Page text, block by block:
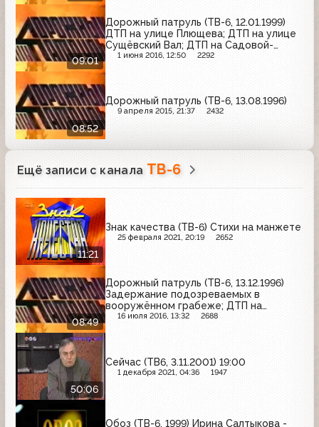
09:01
Дорожный патруль (ТВ-6, 12.01.1999)
ДТП на улице Плющева; ДТП на улице
Сущёвский Вал; ДТП на Садовой-
Кудринской улице
1 июня 2016, 12:50 2292
08:52
Дорожный патруль (ТВ-6, 13.08.1996)
9 апреля 2015, 21:37 2432
Ещё записи с канала ТВ-6
11:21
Знак качества (ТВ-6) Стихи на манжете
25 февраля 2021, 20:19 2652
08:49
Дорожный патруль (ТВ-6, 13.12.1996)
Задержание подозреваемых в
вооружённом грабеже; ДТП на
Тверской улице; убийство на
16 июля 2016, 13:32 2688
50:06
Сейчас (ТВ6, 3.11.2001) 19:00
1 декабря 2021, 04:36 1947
Обоз (ТВ-6, 1999) Ирина Салтыкова -